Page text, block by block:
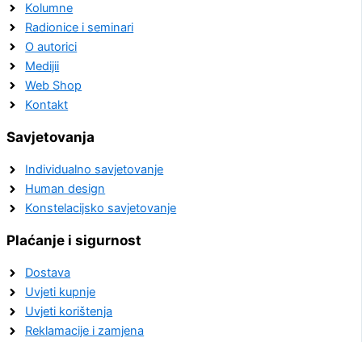
Kolumne
Radionice i seminari
O autorici
Medijii
Web Shop
Kontakt
Savjetovanja
Individualno savjetovanje
Human design
Konstelacijsko savjetovanje
Plaćanje i sigurnost
Dostava
Uvjeti kupnje
Uvjeti korištenja
Reklamacije i zamjena